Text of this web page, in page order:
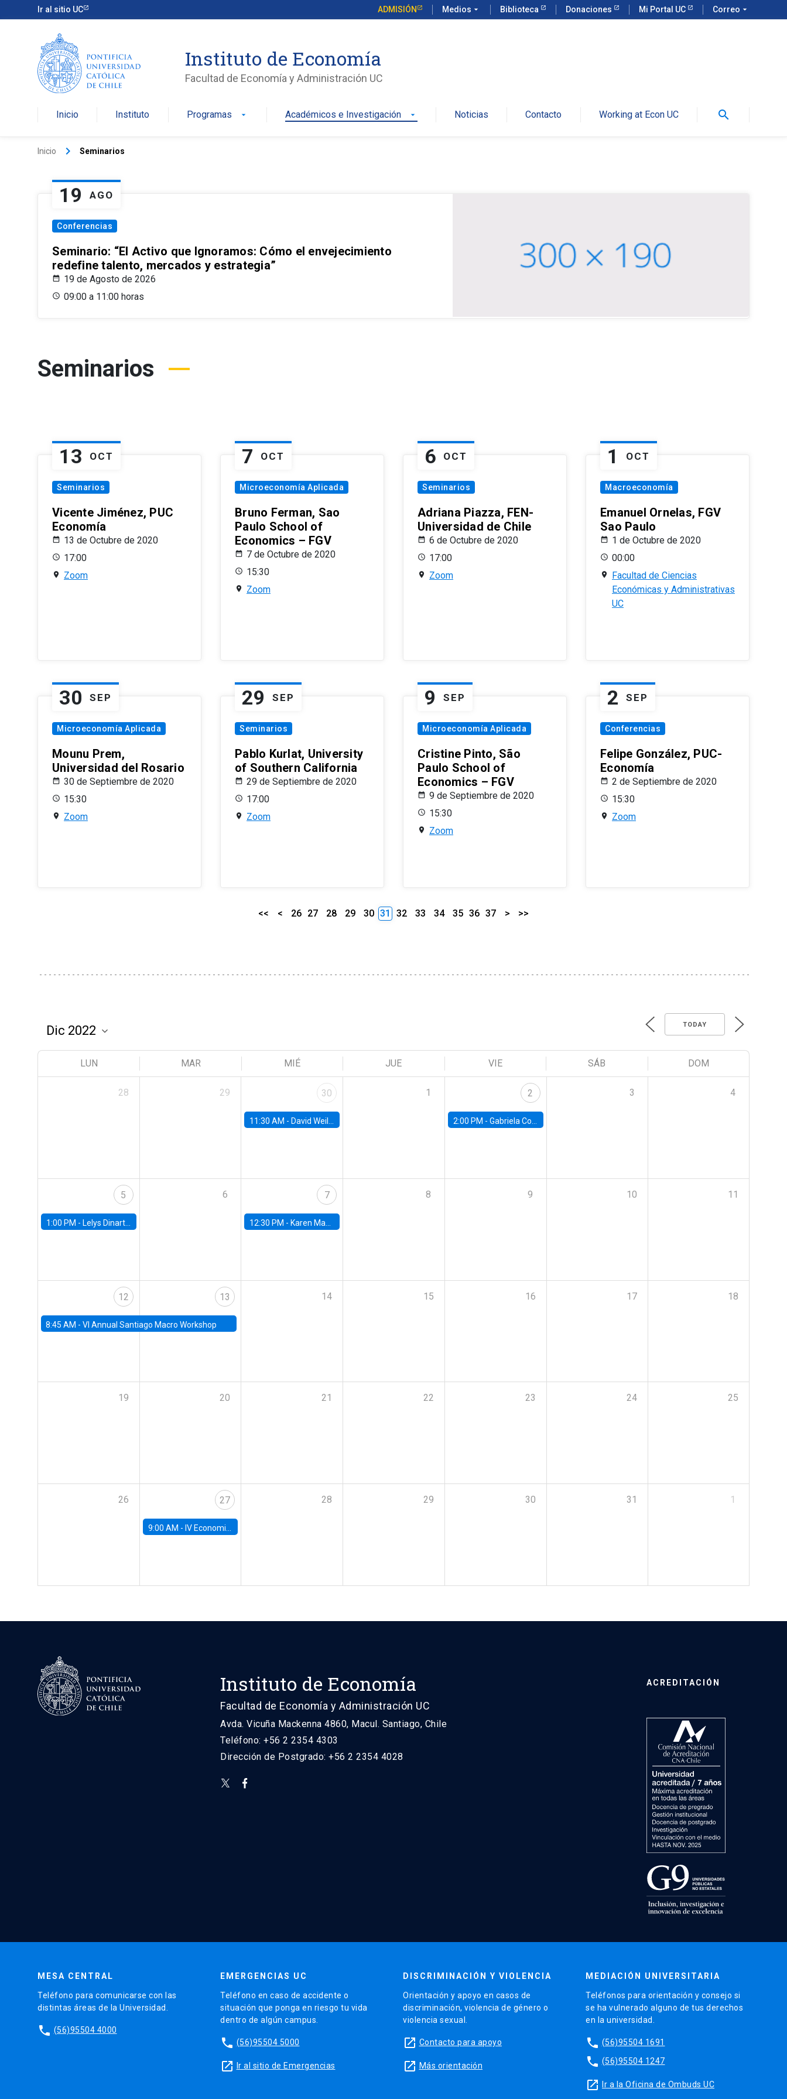
Ir al sitio UC ADMISIÓN Medios arrow_drop_down Biblioteca Donaciones Mi Portal UC Correo arrow_drop_down
Instituto de Economía
Facultad de Economía y Administración UC
Inicio Instituto Programas arrow_drop_down Académicos e Investigación arrow_drop_down Noticias Contacto Working at Econ UC search
Inicio keyboard_arrow_right Seminarios
19 AGO
Conferencias
Seminario: “El Activo que Ignoramos: Cómo el envejecimiento
redefine talento, mercados y estrategia”
19 de Agosto de 2026
09:00 a 11:00 horas
Seminarios
13 OCT
Seminarios
Vicente Jiménez, PUC
Economía
13 de Octubre de 2020
17:00
Zoom
7 OCT
Microeconomía Aplicada
Bruno Ferman, Sao
Paulo School of
Economics – FGV
7 de Octubre de 2020
15:30
Zoom
6 OCT
Seminarios
Adriana Piazza, FEN-
Universidad de Chile
6 de Octubre de 2020
17:00
Zoom
1 OCT
Macroeconomía
Emanuel Ornelas, FGV
Sao Paulo
1 de Octubre de 2020
00:00
Facultad de Ciencias
Económicas y Administrativas
UC
30 SEP
Microeconomía Aplicada
Mounu Prem,
Universidad del Rosario
30 de Septiembre de 2020
15:30
Zoom
29 SEP
Seminarios
Pablo Kurlat, University
of Southern California
29 de Septiembre de 2020
17:00
Zoom
9 SEP
Microeconomía Aplicada
Cristine Pinto, São
Paulo School of
Economics – FGV
9 de Septiembre de 2020
15:30
Zoom
2 SEP
Conferencias
Felipe González, PUC-
Economía
2 de Septiembre de 2020
15:30
Zoom
<< < 26 27 28 29 30 31 32 33 34 35 36 37 > >>
TODAY
LUN MAR MIÉ JUE VIE SÁB DOM
28 29 30
11:30 AM - David Weil, Brown University
1 2
2:00 PM - Gabriela Contreras, Banco Central de Chile y UC
3 4
5
1:00 PM - Lelys Dinarte, Banco Mundial
6 7
12:30 PM - Karen Macours, Paris School of Economics
8 9 10 11
12
8:45 AM - VI Annual Santiago Macro Workshop
13 14 15 16 17 18
19 20 21 22 23 24 25
26 27
9:00 AM - IV Economics Alumni Workshop
28 29 30 31 1
Instituto de Economía
Facultad de Economía y Administración UC
Avda. Vicuña Mackenna 4860, Macul. Santiago, Chile
Teléfono: +56 2 2354 4303
Dirección de Postgrado: +56 2 2354 4028
ACREDITACIÓN
MESA CENTRAL
Teléfono para comunicarse con las
distintas áreas de la Universidad.
phone (56)95504 4000
EMERGENCIAS UC
Teléfono en caso de accidente o
situación que ponga en riesgo tu vida
dentro de algún campus.
phone (56)95504 5000
launch Ir al sitio de Emergencias
DISCRIMINACIÓN Y VIOLENCIA
Orientación y apoyo en casos de
discriminación, violencia de género o
violencia sexual.
launch Contacto para apoyo
launch Más orientación
MEDIACIÓN UNIVERSITARIA
Teléfonos para orientación y consejo si
se ha vulnerado alguno de tus derechos
en la universidad.
phone (56)95504 1691
phone (56)95504 1247
launch Ir a la Oficina de Ombuds UC